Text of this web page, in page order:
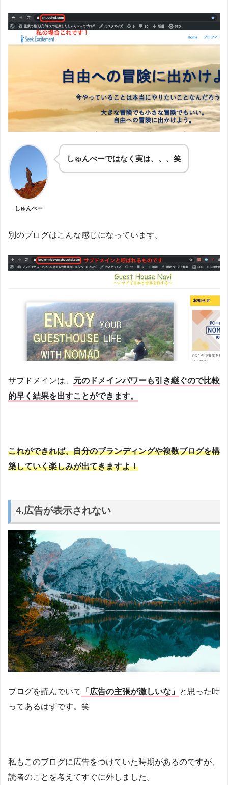
しゅんぺー
しゅんぺーではなく実は、、、笑
別のブログはこんな感じになっています。
サブドメインは、 元のドメインパワーも引き継ぐので比較
的早く結果を出すことができます。
これができれば、自分のブランディングや複数ブログを構
築していく楽しみが出てきますよ！
4.広告が表示されない
ブログを読んでいて 「広告の主張が激しいな」 と思った時
ってあるはずです。笑
私もこのブログに広告をつけていた時期があるのですが、
読者のことを考えてすぐに外しました。